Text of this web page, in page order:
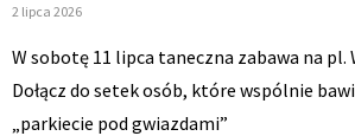
2 lipca 2026
W sobotę 11 lipca taneczna zabawa na pl.
Dołącz do setek osób, które wspólnie
„parkiecie pod gwiazdami”